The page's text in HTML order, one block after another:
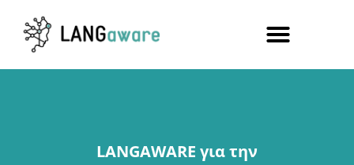
LANGAWARE για την